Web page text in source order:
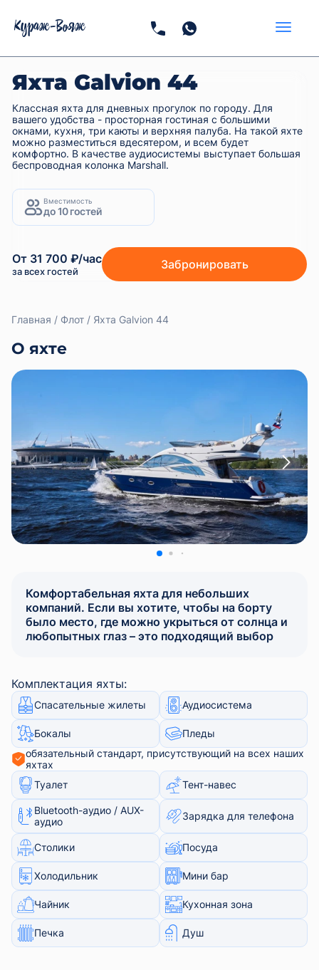
Яхта Galvion 44
Классная яхта для дневных прогулок по городу. Для
вашего удобства - просторная гостиная с большими
окнами, кухня, три каюты и верхняя палуба. На такой яхте
можно разместиться вдесятером, и всем будет
комфортно. В качестве аудиосистемы выступает большая
беспроводная колонка Marshall.
Вместимость
до 10 гостей
От 31 700 ₽/час
за всех гостей Забронировать
Главная Флот Яхта Galvion 44
О яхте
Комфортабельная яхта для небольших
компаний. Если вы хотите, чтобы на борту
было место, где можно укрыться от солнца и
любопытных глаз – это подходящий выбор
Комплектация яхты:
Спасательные жилеты Аудиосистема
Бокалы
Пледы
обязательный стандарт, присутствующий на всех наших
яхтах
Туалет
Тент-навес
Bluetooth-аудио / AUX-
аудио
Зарядка для телефона
Столики Посуда
Холодильник Мини бар
Чайник Кухонная зона
Печка Душ